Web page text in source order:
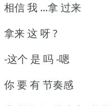
相信 我 ...拿 过来
拿来 这 呀 ?
-这个 是 吗 -嗯
你 要 有 节奏感